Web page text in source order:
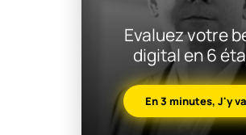
Evaluez votre
digital en 6
En 3 minutes, J'y